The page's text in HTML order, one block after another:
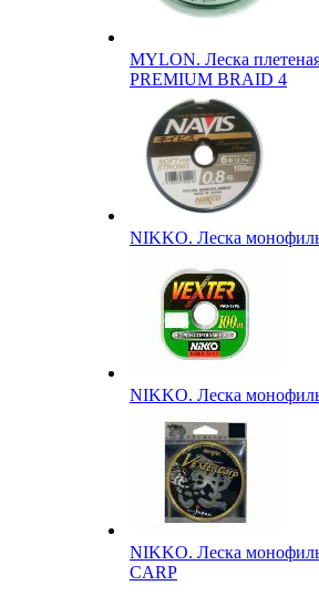
MYLON. Леска
PREMIUM BRAID 4
NIKKO. Леска
NIKKO. Леска
NIKKO. Леска
CARP